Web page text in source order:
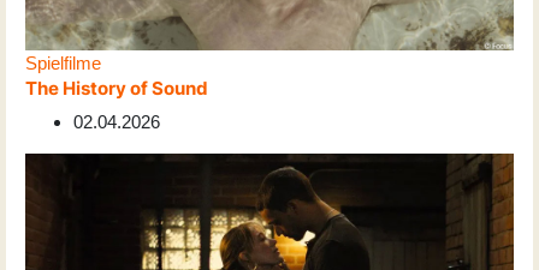
Spielfilme
The History of Sound
02.04.2026